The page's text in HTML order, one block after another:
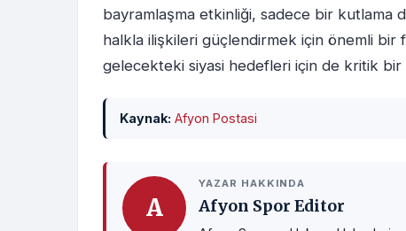
bayramlaşma etkinliği, sadece bir kutlama
halkla ilişkileri güçlendirmek için önemli bir
gelecekteki siyasi hedefleri için de kritik bir
Kaynak: Afyon Postasi
A
YAZAR HAKKINDA
Afyon Spor Editor